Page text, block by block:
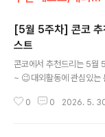
[5월 5주차] 콘코 추
스트
콘코에서 추천드리는 5월
~ 😉대외활동에 관심있는
년·청소년정책대응위원회
0 0 2026. 5.